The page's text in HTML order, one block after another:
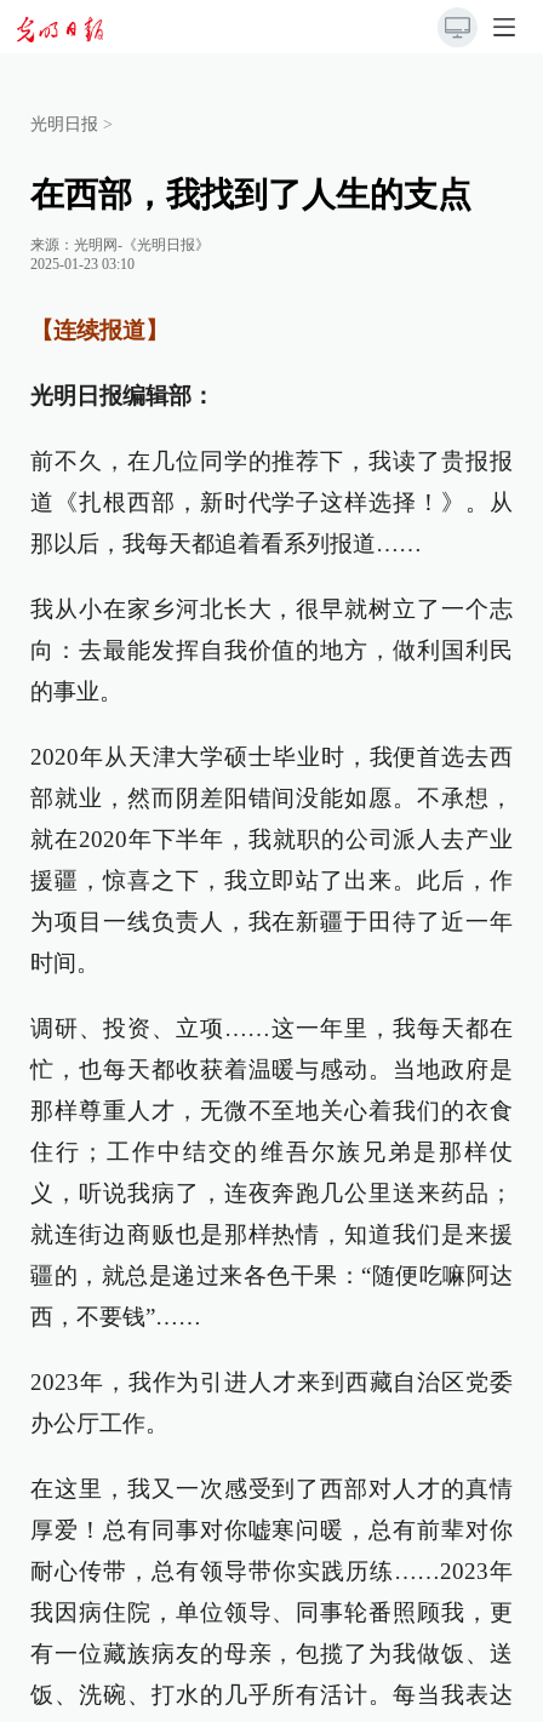
光明日报 >
在西部，我找到了人生的支点
来源： 光明网-《光明日报》
2025-01-23 03:10
【连续报道】
光明日报编辑部：
前不久，在几位同学的推荐下，我读了贵报报
道《扎根西部，新时代学子这样选择！》。从
那以后，我每天都追着看系列报道……
我从小在家乡河北长大，很早就树立了一个志
向：去最能发挥自我价值的地方，做利国利民
的事业。
2020年从天津大学硕士毕业时，我便首选去西
部就业，然而阴差阳错间没能如愿。不承想，
就在2020年下半年，我就职的公司派人去产业
援疆，惊喜之下，我立即站了出来。此后，作
为项目一线负责人，我在新疆于田待了近一年
时间。
调研、投资、立项……这一年里，我每天都在
忙，也每天都收获着温暖与感动。当地政府是
那样尊重人才，无微不至地关心着我们的衣食
住行；工作中结交的维吾尔族兄弟是那样仗
义，听说我病了，连夜奔跑几公里送来药品；
就连街边商贩也是那样热情，知道我们是来援
疆的，就总是递过来各色干果：“随便吃嘛阿达
西，不要钱”……
2023年，我作为引进人才来到西藏自治区党委
办公厅工作。
在这里，我又一次感受到了西部对人才的真情
厚爱！总有同事对你嘘寒问暖，总有前辈对你
耐心传带，总有领导带你实践历练……2023年
我因病住院，单位领导、同事轮番照顾我，更
有一位藏族病友的母亲，包揽了为我做饭、送
饭、洗碗、打水的几乎所有活计。每当我表达